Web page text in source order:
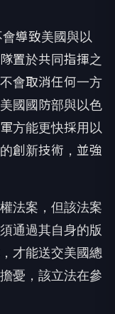
導致美國與以
置於共同指揮之
會取消任何一方
國國防部與以色
方能更快採用以
創新技術，並強
法案，但該法案
通過其自身的版
才能送交美國總
憂，該立法在參